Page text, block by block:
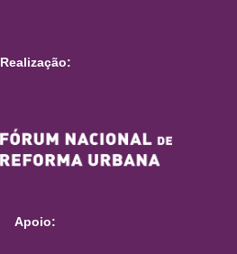
Realização:
Apoio: